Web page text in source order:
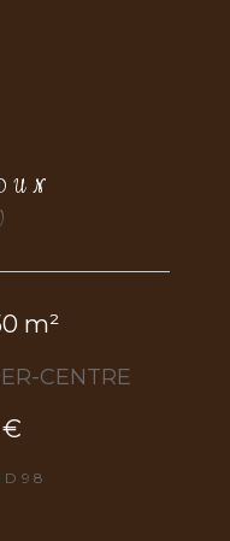
m²
CENTRE
€